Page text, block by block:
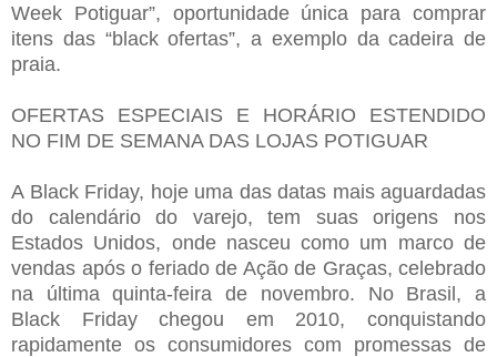
Week Potiguar”, oportunidade única para comprar
itens das “black ofertas”, a exemplo da cadeira de
praia.
OFERTAS ESPECIAIS E HORÁRIO ESTENDIDO
NO FIM DE SEMANA DAS LOJAS POTIGUAR
A Black Friday, hoje uma das datas mais aguardadas
do calendário do varejo, tem suas origens nos
Estados Unidos, onde nasceu como um marco de
vendas após o feriado de Ação de Graças, celebrado
na última quinta-feira de novembro. No Brasil, a
Black Friday chegou em 2010, conquistando
rapidamente os consumidores com promessas de